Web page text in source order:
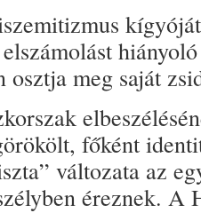
meg saját
főként
változata az
éreznek. A